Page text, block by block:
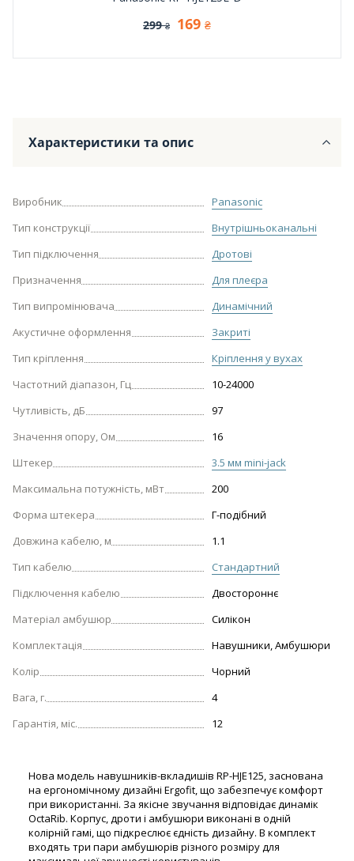
299 ₴ 169 ₴
Характеристики та опис
Виробник
Panasonic
Тип конструкції
Внутрішньоканальні
Тип підключення
Дротові
Призначення
Для плеєра
Тип випромінювача
Динамічний
Акустичне оформлення
Закриті
Тип кріплення
Кріплення у вухах
Частотний діапазон, Гц
10-24000
Чутливість, дБ
97
Значення опору, Ом
16
Штекер
3.5 мм mini-jack
Максимальна потужність, мВт
200
Форма штекера
Г-подібний
Довжина кабелю, м
1.1
Тип кабелю
Стандартний
Підключення кабелю
Двостороннє
Матеріал амбушюр
Силікон
Комплектація
Навушники, Амбушюри
Колір
Чорний
Вага, г.
4
Гарантія, міс.
12
Нова модель навушників-вкладишів RP-HJE125, заснована
на ергономічному дизайні Ergofit, що забезпечує комфорт
при використанні. За якісне звучання відповідає динамік
OctaRib. Корпус, дроти і амбушюри виконані в одній
колірній гамі, що підкреслює єдність дизайну. В комплект
входять три пари амбушюрів різного розміру для